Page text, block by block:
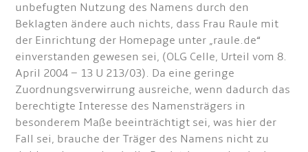
unbefugten Nutzung des Namens durch den
Beklagten ändere auch nichts, dass Frau Raule mit
der Einrichtung der Homepage unter „raule.de“
einverstanden gewesen sei, (OLG Celle, Urteil vom 8.
April 2004 – 13 U 213/03). Da eine geringe
Zuordnungsverwirrung ausreiche, wenn dadurch das
berechtigte Interesse des Namensträgers in
besonderem Maße beeinträchtigt sei, was hier der
Fall sei, brauche der Träger des Namens nicht zu